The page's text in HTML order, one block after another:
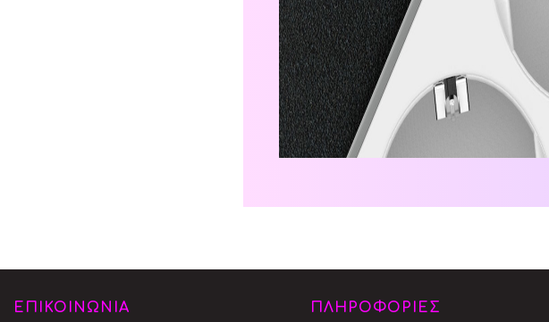
ΕΠΙΚΟΙΝΩΝΙΑ ΠΛΗΡΟΦΟΡΙΕΣ